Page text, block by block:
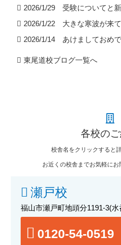
2026/1/29 受験についてと
2026/1/22 大きな寒波が来て
2026/1/14 あけましておめで
東尾道校ブログ一覧へ
各校の
校舎名をクリックすると
お近くの校舎までお気軽にお
瀬戸校
福山市瀬戸町地頭分1191-3(水
0120-54-0519